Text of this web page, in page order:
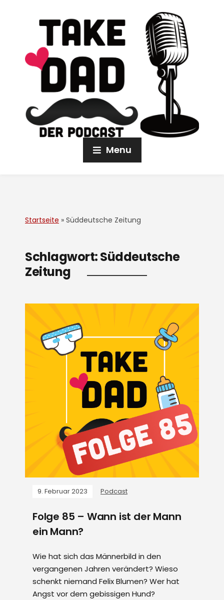
Menu
Startseite » Süddeutsche Zeitung
Schlagwort:Süddeutsche
Zeitung
9. Februar 2023 Podcast
Folge 85 – Wann ist der Mann
ein Mann?
Wie hat sich das Männerbild in den
vergangenen Jahren verändert? Wieso
schenkt niemand Felix Blumen? Wer hat
Angst vor dem gebissigen Hund?